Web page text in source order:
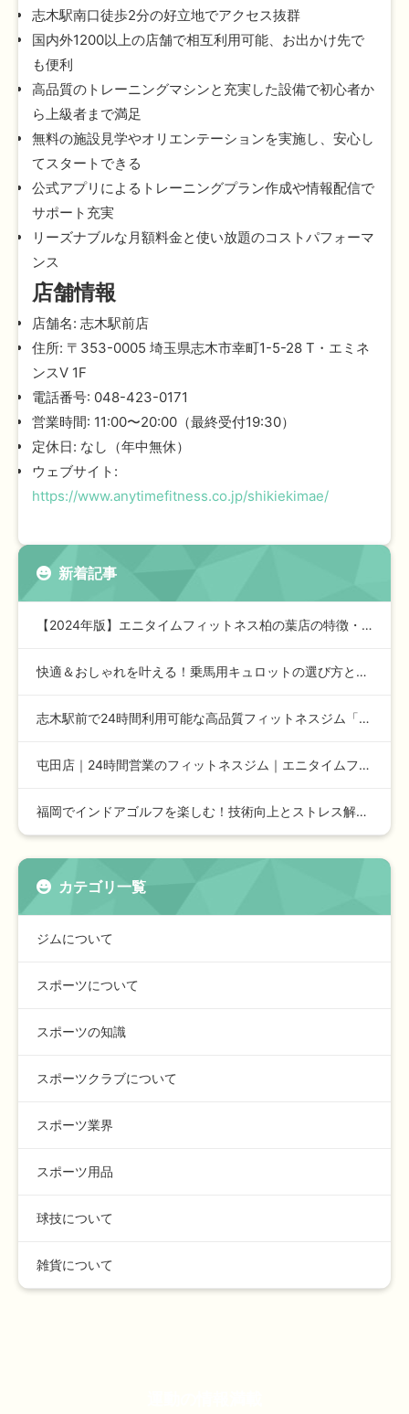
志木駅南口徒歩2分の好立地でアクセス抜群
国内外1200以上の店舗で相互利用可能、お出かけ先で
も便利
高品質のトレーニングマシンと充実した設備で初心者か
ら上級者まで満足
無料の施設見学やオリエンテーションを実施し、安心し
てスタートできる
公式アプリによるトレーニングプラン作成や情報配信で
サポート充実
リーズナブルな月額料金と使い放題のコストパフォーマ
ンス
店舗情報
店舗名: 志木駅前店
住所: 〒353-0005 埼玉県志木市幸町1-5-28 T・エミネ
ンスV 1F
電話番号: 048-423-0171
営業時間: 11:00〜20:00（最終受付19:30）
定休日: なし（年中無休）
ウェブサイト:
https://www.anytimefitness.co.jp/shikiekimae/
新着記事
【2024年版】エニタイムフィットネス柏の葉店の特徴・施設情…
快適＆おしゃれを叶える！乗馬用キュロットの選び方とおすすめア…
志木駅前で24時間利用可能な高品質フィットネスジム「エニタイ…
屯田店｜24時間営業のフィットネスジム｜エニタイムフィットネ…
福岡でインドアゴルフを楽しむ！技術向上とストレス解消に最適な…
カテゴリ一覧
ジムについて
スポーツについて
スポーツの知識
スポーツクラブについて
スポーツ業界
スポーツ用品
球技について
雑貨について